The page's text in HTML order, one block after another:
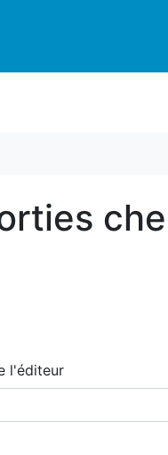
l'éditeur